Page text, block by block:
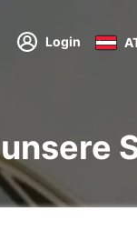
Login